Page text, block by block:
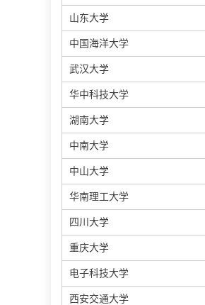
山东大学
中国海洋大学
武汉大学
华中科技大学
湖南大学
中南大学
中山大学
华南理工大学
四川大学
重庆大学
电子科技大学
西安交通大学